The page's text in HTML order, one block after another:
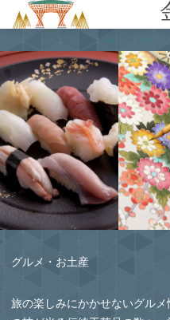
グルメ・お土産
旅の楽しみにかかせないグル